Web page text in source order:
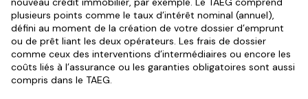
plusieurs points comme le taux d’intérêt nominal (annuel),
défini au moment de la création de votre dossier d’emprunt
ou de prêt liant les deux opérateurs. Les frais de dossier
comme ceux des interventions d’intermédiaires ou encore les
coûts liés à l’assurance ou les garanties obligatoires sont aussi
compris dans le TAEG.